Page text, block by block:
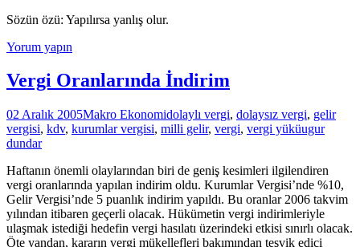
Sözün özü: Yapılırsa yanlış olur.
Yorum yapın
Vergi Oranlarında İndirim
02 Aralık 2005Makro Ekonomidolaylı vergi, dolaysız vergi, gelir
vergisi, kdv, kurumlar vergisi, milli gelir, vergi, vergi yüküugur
dundar
Haftanın önemli olaylarından biri de geniş kesimleri ilgilendiren
vergi oranlarında yapılan indirim oldu. Kurumlar Vergisi’nde %10,
Gelir Vergisi’nde 5 puanlık indirim yapıldı. Bu oranlar 2006 takvim
yılından itibaren geçerli olacak. Hükümetin vergi indirimleriyle
ulaşmak istediği hedefin vergi hasılatı üzerindeki etkisi sınırlı olacak.
Öte yandan, kararın vergi mükellefleri bakımından teşvik edici